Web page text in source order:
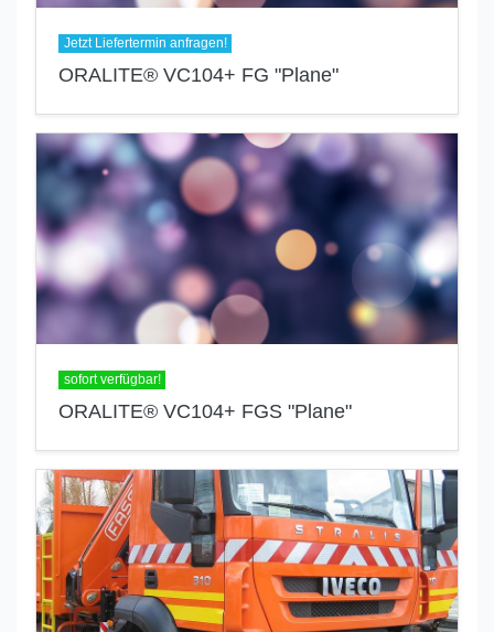
Jetzt Liefertermin anfragen!
ORALITE® VC104+ FG "Plane"
sofort verfügbar!
ORALITE® VC104+ FGS "Plane"